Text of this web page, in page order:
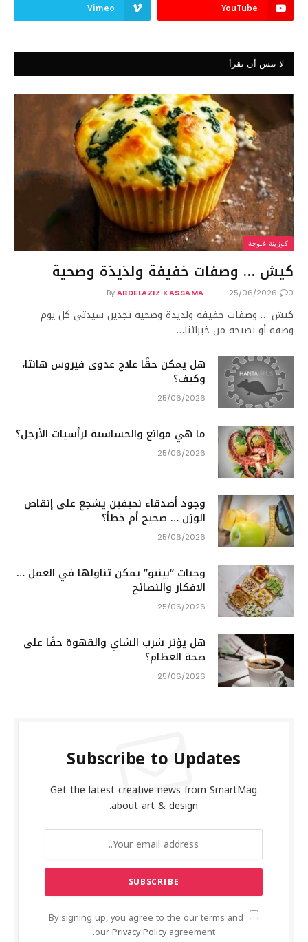
YouTube
Vimeo
لا تنس أن تقرأ
كوزينة غنوجة
كيش … وصفات خفيفة ولذيذة وصحية
By ABDELAZIZ KASSAMA 25/06/2026 0
كيش … وصفات خفيفة ولذيذة وصحية تجدين سيدتي كل يوم
وصفة أو نصيحة من خبرائنا…
هل يمكن حقًا علاج عدوى فيروس هانتا،
وكيف؟
25/06/2026
ما هي موانع والحساسية لرأسيات الأرجل؟
25/06/2026
وجود أصدقاء نحيفين يشجع على إنقاص
الوزن … صحيح أم خطأ؟
25/06/2026
وجبات “بينتو” يمكن تناولها في العمل …
الافكار والنصائح
25/06/2026
هل يؤثر شرب الشاي والقهوة حقًا على
صحة العظام؟
25/06/2026
Subscribe to Updates
Get the latest creative news from SmartMag
about art & design.
By signing up, you agree to the our terms and
ourPrivacy Policyagreement.